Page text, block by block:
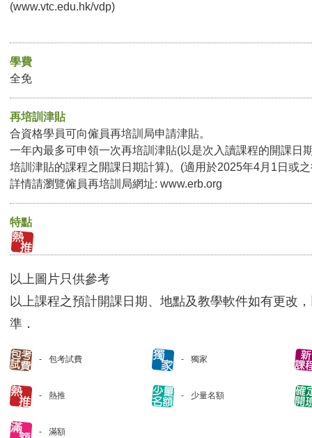
(www.vtc.edu.hk/vdp)
學費
全免
再培訓津貼
合資格學員可向僱員再培訓局申請津貼。
一年內最多可申領一次再培訓津貼(以是次入讀課程的開課日
培訓津貼的課程之開課日期計算)。(適用於2025年4月1日或
詳情請瀏覽僱員再培訓局網址: www.erb.org
特點
以上圖片只供參考
以上課程之預計開課日期、地點及教學軟件如有更改
準．
包考試費 獨家
熱推 少量名額
滿額